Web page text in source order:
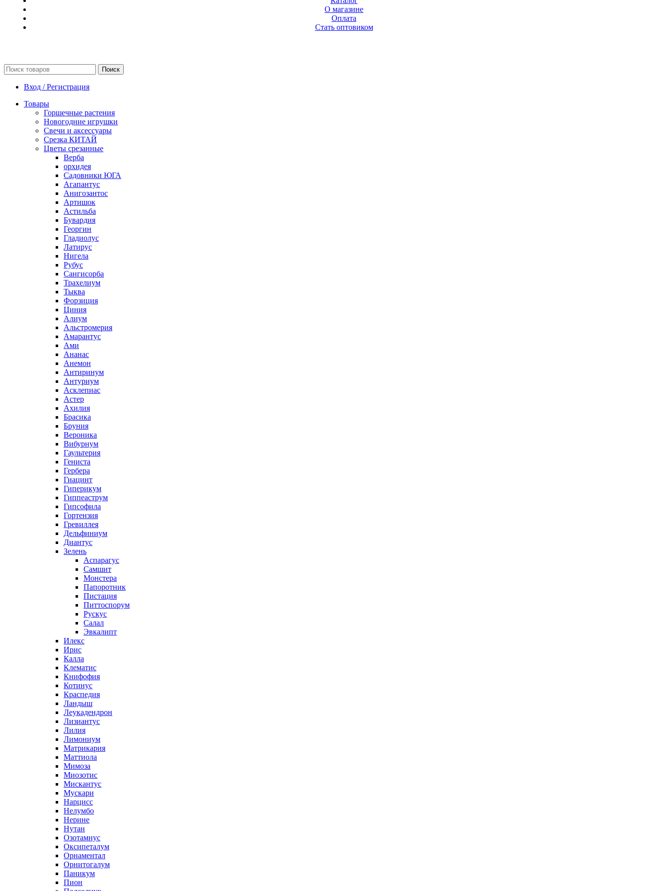
О магазине
Оплата
Стать оптовиком
Поиск
Вход / Регистрация
Товары
Горшечные растения
Новогодние игрушки
Свечи и аксессуары
Срезка КИТАЙ
Цветы срезанные
Верба
орхидея
Садовники ЮГА
Агапантус
Анигозантос
Артишок
Астильба
Бувардия
Георгин
Гладиолус
Латирус
Нигела
Рубус
Сангисорба
Трахелиум
Тыква
Форзиция
Циния
Алиум
Альстромерия
Амарантус
Ами
Ананас
Анемон
Антиринум
Антуриум
Асклепиас
Астер
Ахилия
Брасика
Бруния
Вероника
Вибурнум
Гаультерия
Гениста
Гербера
Гиацинт
Гиперикум
Гиппеаструм
Гипсофила
Гортензия
Гревиллея
Дельфиниум
Диантус
Зелень
Аспарагус
Самшит
Монстера
Папоротник
Пистация
Питтоспорум
Рускус
Салал
Эвкалипт
Илекс
Ирис
Калла
Клематис
Книфофия
Котинус
Краспедия
Ландыш
Леукадендрон
Лизиантус
Лилия
Лимониум
Матрикария
Маттиола
Мимоза
Миозотис
Мискантус
Мускари
Нарцисс
Нелумбо
Нерине
Нутан
Озотамнус
Оксипеталум
Орнаментал
Орнитогалум
Паникум
Пион